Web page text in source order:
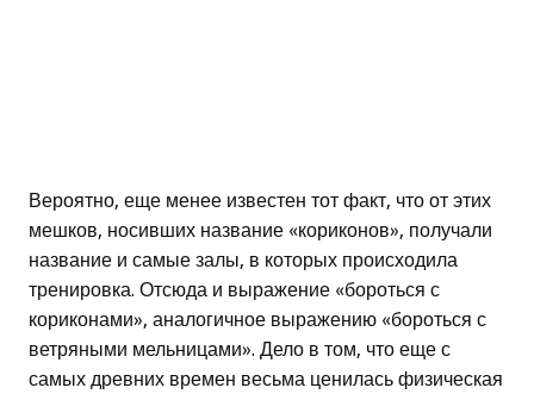
Вероятно, еще менее известен тот факт, что от этих
мешков, носивших название «кориконов», получали
название и самые залы, в которых происходила
тренировка. Отсюда и выражение «бороться с
кориконами», аналогичное выражению «бороться с
ветряными мельницами». Дело в том, что еще с
самых древних времен весьма ценилась физическая